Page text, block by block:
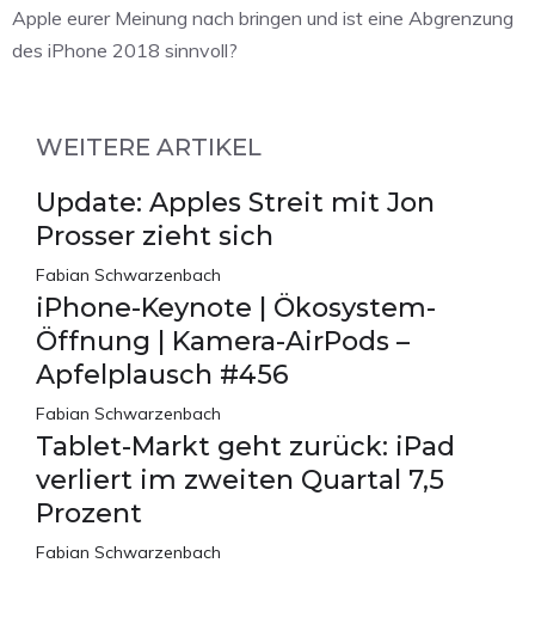
Apple eurer Meinung nach bringen und ist eine Abgrenzung
des iPhone 2018 sinnvoll?
WEITERE ARTIKEL
Update: Apples Streit mit Jon
Prosser zieht sich
Fabian Schwarzenbach
iPhone-Keynote | Ökosystem-
Öffnung | Kamera-AirPods –
Apfelplausch #456
Fabian Schwarzenbach
Tablet-Markt geht zurück: iPad
verliert im zweiten Quartal 7,5
Prozent
Fabian Schwarzenbach